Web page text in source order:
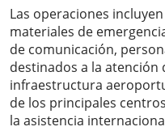
Las operaciones
materiales de
de comunicación,
destinados a la atención
infraestructura
de los principales
la asistencia